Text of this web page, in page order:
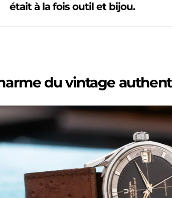
était à la fois outil et bijou.
du vintage